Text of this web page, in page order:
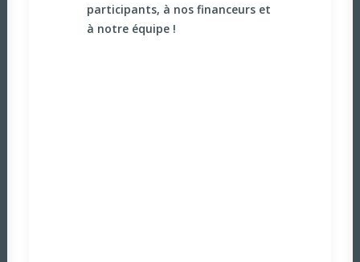
participants, à nos financeurs et
à notre équipe !